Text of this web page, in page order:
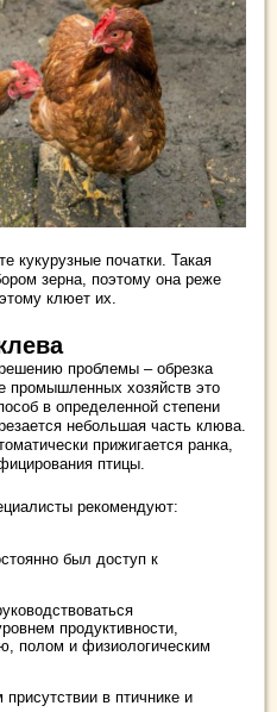
кукурузные початки. Такая
зерна, поэтому она реже
клюет их.
проблемы – обрезка
промышленных хозяйств это
в определенной степени
небольшая часть клюва.
прижигается ранка,
птицы.
рекомендуют:
был доступ к
продуктивности,
полом и физиологическим
присутствии в птичнике и